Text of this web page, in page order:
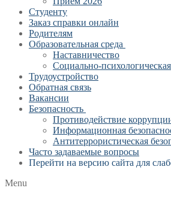
Студенту
Заказ справки онлайн
Родителям
Образовательная среда
Наставничество
Социально-
Трудоустройство
Обратная связь
Вакансии
Безопасность
Противодействие
Информационная
Антитеррористическая
Часто задаваемые вопросы
Перейти на версию сайта для
Menu